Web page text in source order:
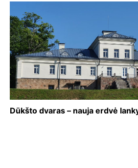
Dūkšto dvaras – nauja erdvė